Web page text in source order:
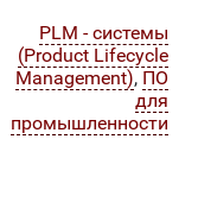
PLM - системы
(Product Lifecycle
Management), ПО
для
промышленности